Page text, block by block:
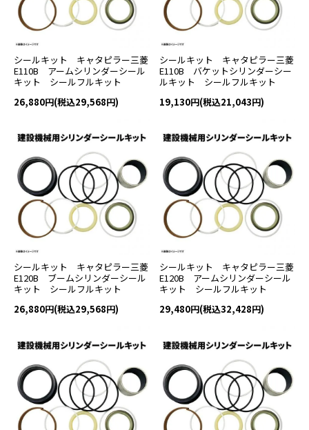
シールキット キャタピラー三菱
E110B アームシリンダーシール
キット シールフルキット
26,880円(税込29,568円)
シールキット キャタピラー三菱
E110B バケットシリンダーシー
ルキット シールフルキット
19,130円(税込21,043円)
シールキット キャタピラー三菱
E120B ブームシリンダーシール
キット シールフルキット
26,880円(税込29,568円)
シールキット キャタピラー三菱
E120B アームシリンダーシール
キット シールフルキット
29,480円(税込32,428円)